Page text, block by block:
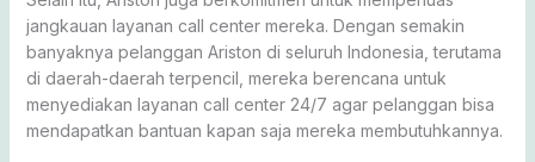
jangkauan layanan call center mereka. Dengan semakin
banyaknya pelanggan Ariston di seluruh Indonesia, terutama
di daerah-daerah terpencil, mereka berencana untuk
menyediakan layanan call center 24/7 agar pelanggan bisa
mendapatkan bantuan kapan saja mereka membutuhkannya.